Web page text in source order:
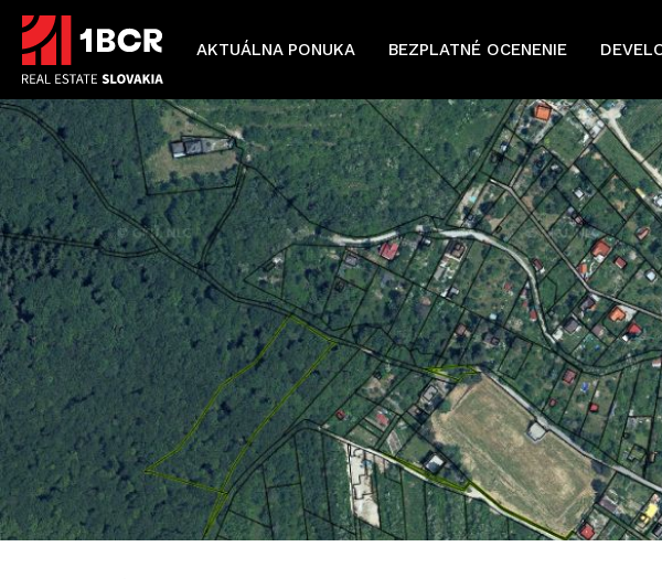
AKTUÁLNA PONUKA BEZPLATNÉ OCENENIE